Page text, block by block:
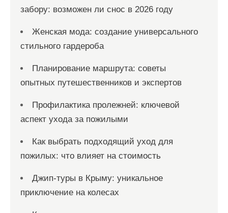
забору: возможен ли снос в 2026 году
Женская мода: создание универсального
стильного гардероба
Планирование маршрута: советы
опытных путешественников и экспертов
Профилактика пролежней: ключевой
аспект ухода за пожилыми
Как выбрать подходящий уход для
пожилых: что влияет на стоимость
Джип-туры в Крыму: уникальное
приключение на колесах